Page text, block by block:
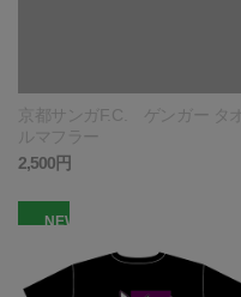
京都サンガF.C. ゲンガー タオ
ルマフラー
2,500円
NEW